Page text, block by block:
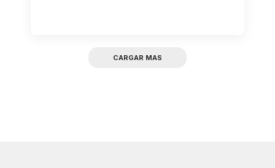
CARGAR MAS